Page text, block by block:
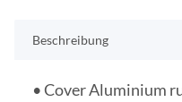
Beschreibung
• Cover Aluminium